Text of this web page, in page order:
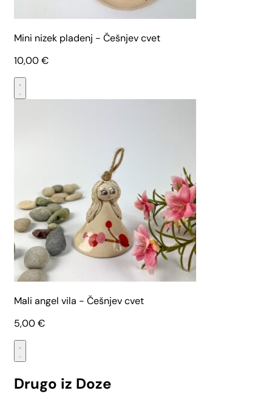
Mini nizek pladenj - Češnjev cvet
10,00€
Mali angel vila - Češnjev cvet
5,00€
Drugo iz Doze